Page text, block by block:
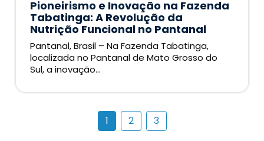
Pioneirismo e Inovação na Fazenda
Tabatinga: A Revolução da
Nutrição Funcional no Pantanal
Pantanal, Brasil – Na Fazenda Tabatinga,
localizada no Pantanal de Mato Grosso do
Sul, a inovação...
1 2 3